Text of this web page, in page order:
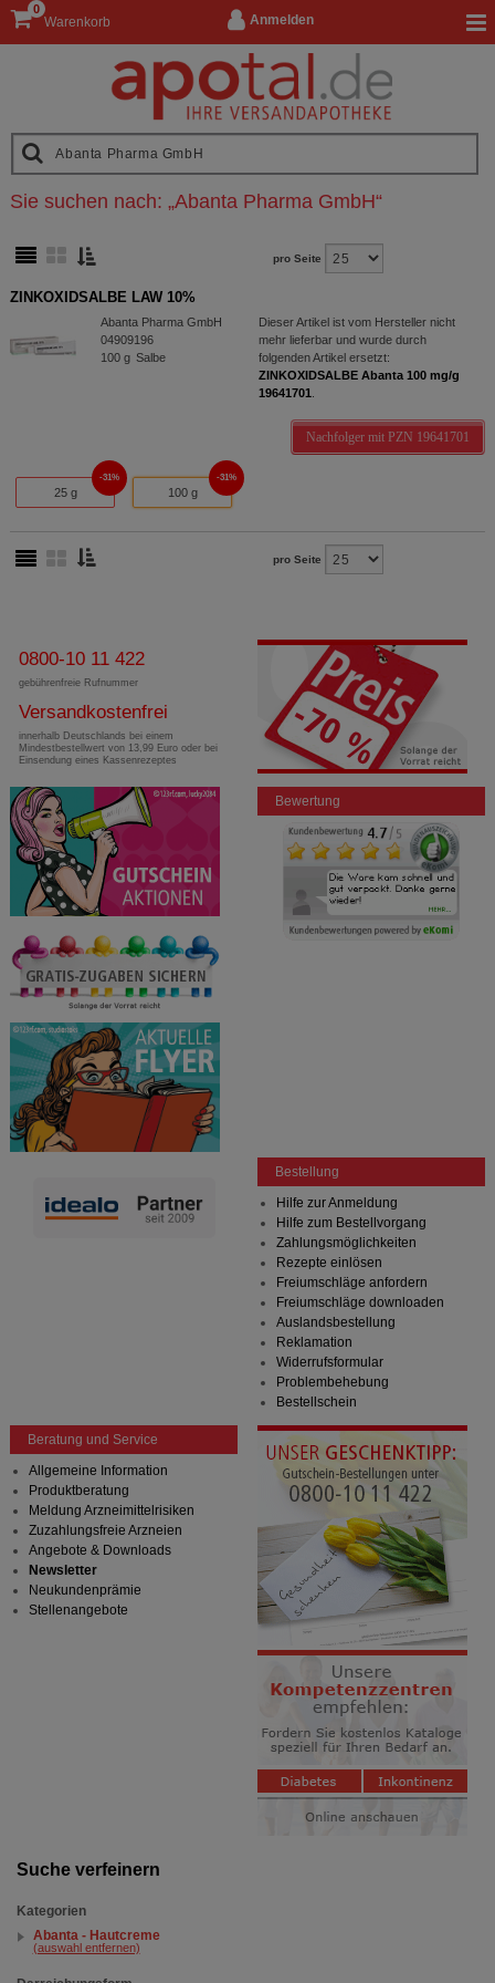
Anmelden
Warenkorb
0
Suche verfeinern
Kategorien
Abanta - Hautcreme
(auswahl entfernen)
Sie suchen nach: „Abanta Pharma GmbH“
pro Seite
ZINKOXIDSALBE LAW 10%
Abanta Pharma GmbH
04909196
100g Salbe
Dieser Artikel ist vom Hersteller nicht
mehr lieferbar und wurde durch
folgenden Artikel ersetzt:
ZINKOXIDSALBE Abanta 100 mg/g
19641701
Nachfolger mit PZN 19641701
25 g
31%
100 g
31%
pro Seite
0800-10 11 422
gebührenfreie Rufnummer
Versandkostenfrei
innerhalb Deutschlands bei einem
Mindestbestellwert von 13,99 Euro oder bei
Einsendung eines Kassenrezeptes
Bewertung
Bestellung
Hilfe zur Anmeldung
Hilfe zum Bestellvorgang
Zahlungsmöglichkeiten
Rezepte einlösen
Freiumschläge anfordern
Freiumschläge downloaden
Auslandsbestellung
Reklamation
Widerrufsformular
Problembehebung
Bestellschein
Beratung und Service
Allgemeine Information
Produktberatung
Meldung Arzneimittelrisiken
Zuzahlungsfreie Arzneien
Angebote & Downloads
Newsletter
Neukundenprämie
Stellenangebote